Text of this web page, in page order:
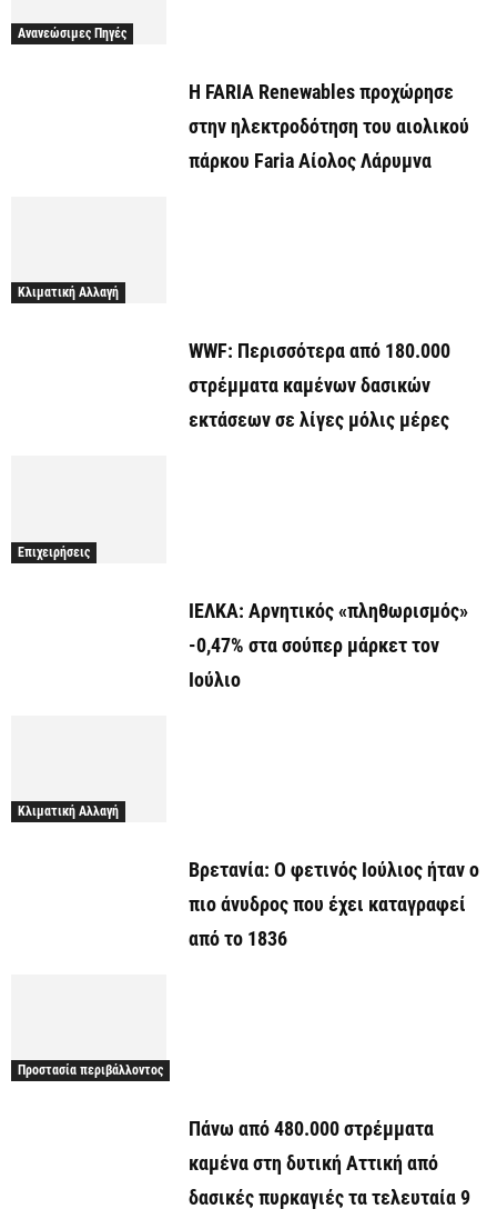
Ανανεώσιμες Πηγές
Η FARIA Renewables προχώρησε
στην ηλεκτροδότηση του αιολικού
πάρκου Faria Αίολος Λάρυμνα
Κλιματική Αλλαγή
WWF: Περισσότερα από 180.000
στρέμματα καμένων δασικών
εκτάσεων σε λίγες μόλις μέρες
Επιχειρήσεις
ΙΕΛΚΑ: Αρνητικός «πληθωρισμός»
-0,47% στα σούπερ μάρκετ τον
Ιούλιο
Κλιματική Αλλαγή
Βρετανία: Ο φετινός Ιούλιος ήταν ο
πιο άνυδρος που έχει καταγραφεί
από το 1836
Προστασία περιβάλλοντος
Πάνω από 480.000 στρέμματα
καμένα στη δυτική Αττική από
δασικές πυρκαγιές τα τελευταία 9